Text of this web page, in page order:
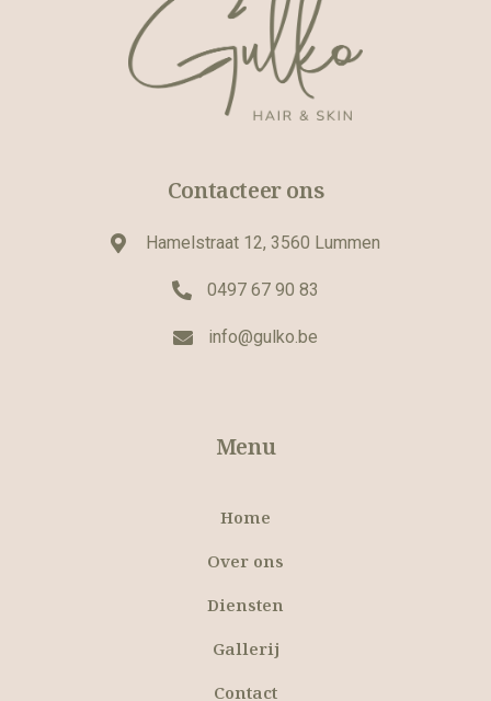
Contacteer ons
Hamelstraat 12, 3560 Lummen
0497 67 90 83
info@gulko.be
Menu
Home
Over ons
Diensten
Gallerij
Contact